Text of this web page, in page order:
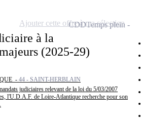
à la
(2025-29)
- 44 - SAINT-HERBLAIN
judiciaires relevant de la loi du 5/03/2007
l'U.D.A.F. de Loire-Atlantique recherche pour son
CDDTemps plein
Ajouter cette offre à ma sélection